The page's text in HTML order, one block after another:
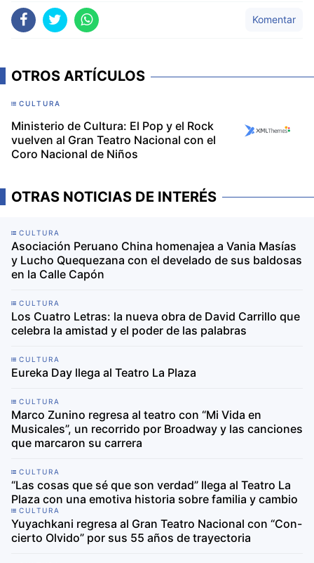
Komentar
OTROS ARTÍCULOS
CULTURA
Ministerio de Cultura: El Pop y el Rock
vuelven al Gran Teatro Nacional con el
Coro Nacional de Niños
OTRAS NOTICIAS DE INTERÉS
CULTURA
Asociación Peruano China homenajea a Vania Masías
y Lucho Quequezana con el develado de sus baldosas
en la Calle Capón
CULTURA
Los Cuatro Letras: la nueva obra de David Carrillo que
celebra la amistad y el poder de las palabras
CULTURA
Eureka Day llega al Teatro La Plaza
CULTURA
Marco Zunino regresa al teatro con “Mi Vida en
Musicales”, un recorrido por Broadway y las canciones
que marcaron su carrera
CULTURA
“Las cosas que sé que son verdad” llega al Teatro La
Plaza con una emotiva historia sobre familia y cambio
CULTURA
Yuyachkani regresa al Gran Teatro Nacional con “Con-
cierto Olvido” por sus 55 años de trayectoria